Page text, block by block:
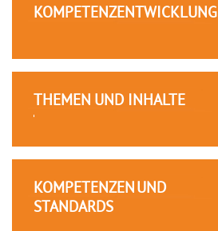
KOMPETENZENTWICKLUNG
THEMEN UND INHALTE
KOMPETENZEN UND
STANDARDS